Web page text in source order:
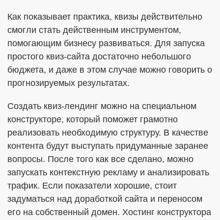
Как показывает практика, квизы действительно
смогли стать действенным инструментом,
помогающим бизнесу развиваться. Для запуска
простого квиз-сайта достаточно небольшого
бюджета, и даже в этом случае можно говорить о
прогнозируемых результатах.
Создать квиз-лендинг можно на специальном
конструкторе, который поможет грамотно
реализовать необходимую структуру. В качестве
контента будут выступать придуманные заранее
вопросы. После того как все сделано, можно
запускать контекстную рекламу и анализировать
трафик. Если показатели хорошие, стоит
задуматься над доработкой сайта и переносом
его на собственный домен. Хостинг конструктора